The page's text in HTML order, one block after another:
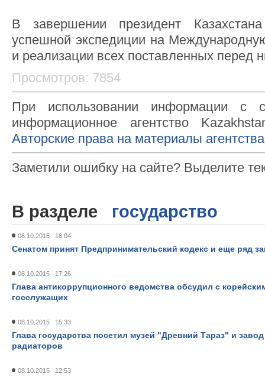
В завершении президент
успешной экспедиции на
и реализации всех поставленных перед
Просмотров: 7854
При использовании информации с
информационное агентство
Авторские права на материалы
Заметили ошибку на сайте? Выделите
В разделе государство
08.10.2015 18:04
Сенатом принят Предпринимательский кодекс и еще ряд
08.10.2015 17:26
Глава антикоррупционного ведомства обсудил с
госслужащих
08.10.2015 15:33
Глава государства посетил музей "Древний Тараз" и
радиаторов
08.10.2015 12:53